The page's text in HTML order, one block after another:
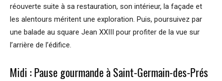
réouverte suite à sa restauration, son intérieur, la façade et
les alentours méritent une exploration. Puis, poursuivez par
une balade au square Jean XXIII pour profiter de la vue sur
l’arrière de l’édifice.
Midi : Pause gourmande à Saint-Germain-des-Prés